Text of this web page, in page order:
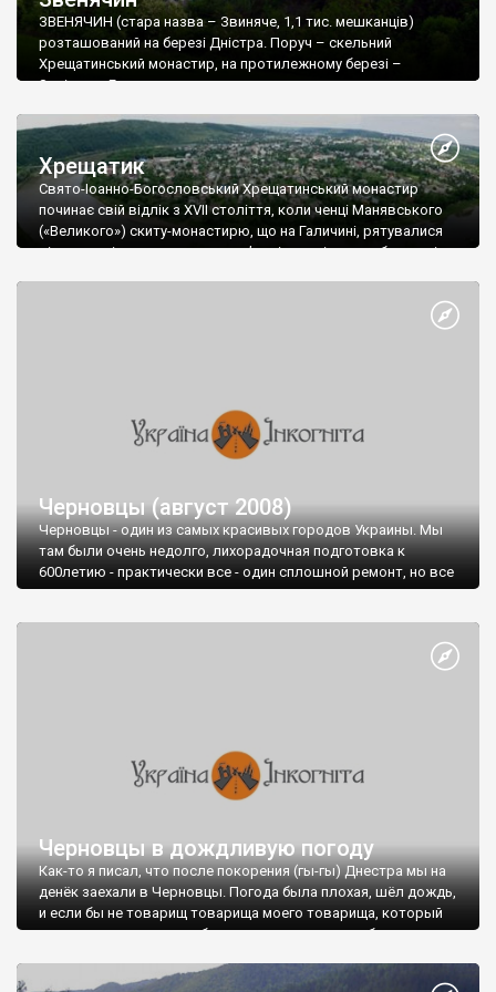
ЗВЕНЯЧИН (стара назва – Звиняче, 1,1 тис. мешканців)
розташований на березі Дністра. Поруч – скельний
Хрещатинський монастир, на протилежному березі –
Заліщики. Головна дорога проходить через село по дну
від дороги на будь який уклін яру. Звідси у північному
напрямку відкривається панорама села із церквою Різдва
Богородиці – архітектурної пам’ятки національного значення,
а далі за Дністром видніється тернопільський берег і місто
Заліщики.
Хрещатик
Свято-Іоанно-Богословський Хрещатинський монастир
починає cвій відлік з ХVII століття, коли ченці Манявського
(«Великого») скиту-монастирю, що на Галичині, рятувалися
від переслідування православ’я унією у відносно безпечні
Черновцы (август 2008)
Черновцы - один из самых красивых городов Украины. Мы
там были очень недолго, лихорадочная подготовка к
600летию - практически все - один сплошной ремонт, но все
равно получили огромное удовольствие от прогулки по этом
От Киева до Черновцов ходит № 627 (отправление в 18.36,
Черновцы в дождливую погоду
Как-то я писал, что после покорения (гы-гы) Днестра мы на
денёк заехали в Черновцы. Погода была плохая, шёл дождь,
и если бы не товарищ товарища моего товарища, который
провел для нас автомобильную экскурсию, мы бы там
А так кое-что, всё-таки удалось поглядеть.